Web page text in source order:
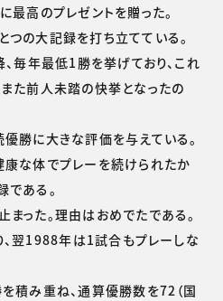
高のプレゼントを贈った。
の大記録を打ち立てている。
毎年最低1勝を挙げており、これ
た前人未踏の快挙となったの
勝に大きな評価を与えている。
康な体でプレーを続けられたか
である。
った。理由はおめでたである。
翌1988年は1試合もプレーしな
積み重ね、通算優勝数を72（国